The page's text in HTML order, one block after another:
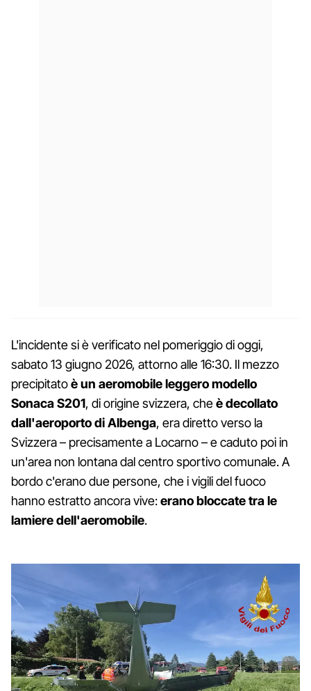
L'incidente si è verificato nel pomeriggio di oggi,
sabato 13 giugno 2026, attorno alle 16:30. Il mezzo
precipitatoè un aeromobile leggero modello
Sonaca S201, di origine svizzera, cheè decollato
dall'aeroporto di Albenga, era diretto verso la
Svizzera – precisamente a Locarno – e caduto poi in
un'area non lontana dal centro sportivo comunale. A
bordo c'erano due persone, che i vigili del fuoco
hanno estratto ancora vive:erano bloccate tra le
lamiere dell'aeromobile.